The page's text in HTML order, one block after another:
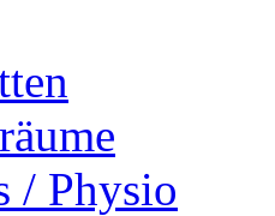
/ Physio